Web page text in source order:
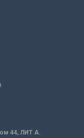
44, ЛИТ А.